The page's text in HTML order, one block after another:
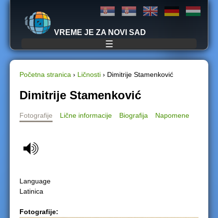
Jump to navigation
VREME JE ZA NOVI SAD
☰
Y
o
a
e
h
Početna stranica › Ličnosti › Dimitrije Stamenković
Dimitrije Stamenković
Fotografije Lične informacije Biografija Napomene
Language
Latinica
Fotografije: